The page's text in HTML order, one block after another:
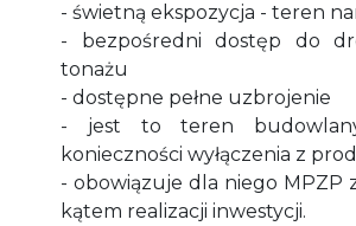
- świetną ekspozycja - teren
- bezpośredni dostęp do
tonażu
- dostępne pełne uzbrojenie
- jest to teren
konieczności wyłączenia z
- obowiązuje dla niego MPZP
kątem realizacji inwestycji.